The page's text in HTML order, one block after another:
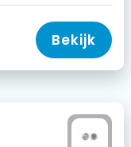
Bekijk